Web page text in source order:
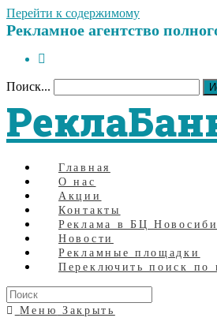
Перейти к содержимому
Рекламное агентство
Поиск...
Главная
О нас
Акции
Контакты
Реклама в БЦ
Новости
Рекламные площадки
Переключить поиск по
Меню Закрыть